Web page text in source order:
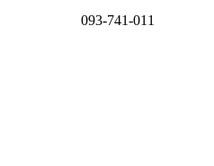
093-741-011